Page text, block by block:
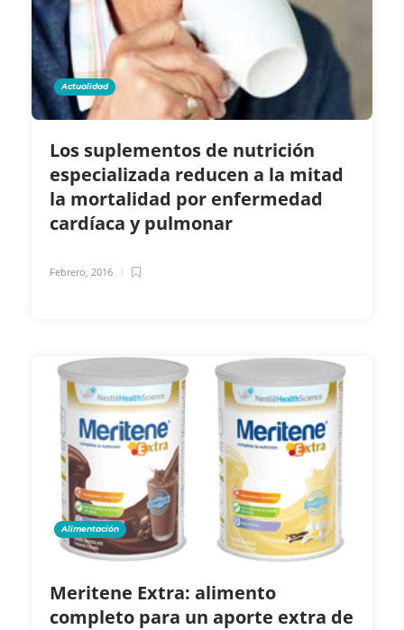
Actualidad
Los suplementos de nutrición
especializada reducen a la mitad
la mortalidad por enfermedad
cardíaca y pulmonar
Febrero, 2016
Alimentación
Meritene Extra: alimento
completo para un aporte extra de